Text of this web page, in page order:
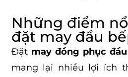
Những điểm
đặt may đầu
Đặt may đồng phục
mang lại nhiều lợi ích